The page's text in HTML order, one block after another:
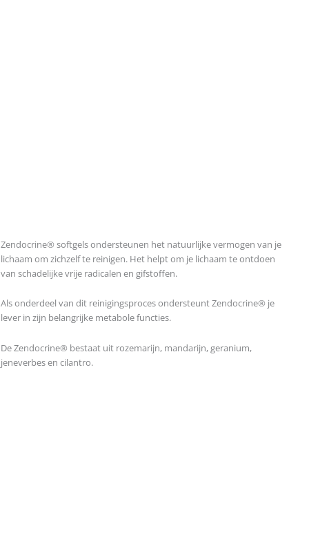
Zendocrine® softgels ondersteunen het natuurlijke vermogen van je
lichaam om zichzelf te reinigen. Het helpt om je lichaam te ontdoen
van schadelijke vrije radicalen en gifstoffen.
Als onderdeel van dit reinigingsproces ondersteunt Zendocrine® je
lever in zijn belangrijke metabole functies.
De Zendocrine® bestaat uit rozemarijn, mandarijn, geranium,
jeneverbes en cilantro.